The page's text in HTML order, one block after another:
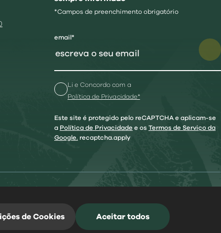
de Cookies Aceitar todos
*Campos de preenchimento obrigatório
email*
Li e Concordo com a
Política de Privacidade*
Este site é protegido pelo reCAPTCHA e aplicam-se
a Política de Privacidade e os Termos de Serviço da
Google. recaptcha.apply